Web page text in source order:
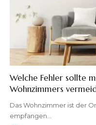
Welche Fehler sollte
Wohnzimmers
Das Wohnzimmer ist der
empfangen…